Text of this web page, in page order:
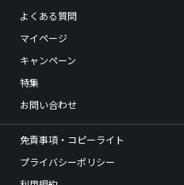
よくある質問
マイページ
キャンペーン
特集
お問い合わせ
免責事項・コピーライト
プライバシーポリシー